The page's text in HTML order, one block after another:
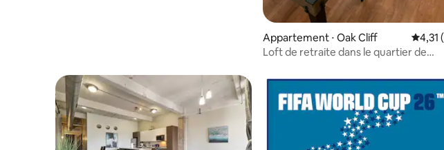
Appartement ⋅ Oak Cliff
4,31
Loft de retraite dans le quartier de